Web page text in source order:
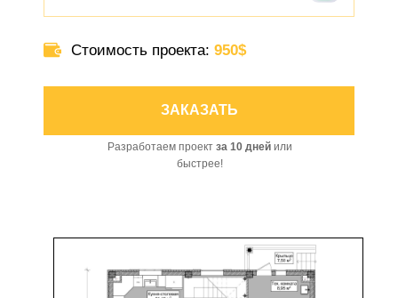
Разработаем проект за 10 днейили
быстрее!
ЗАКАЗАТЬ
Стоимость проекта: 950$